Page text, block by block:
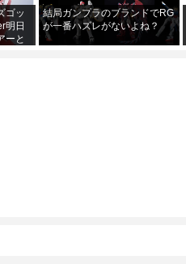
ゴッ
明日
ーと
結局ガンプラのブランドでRG
が一番ハズレがないよね？